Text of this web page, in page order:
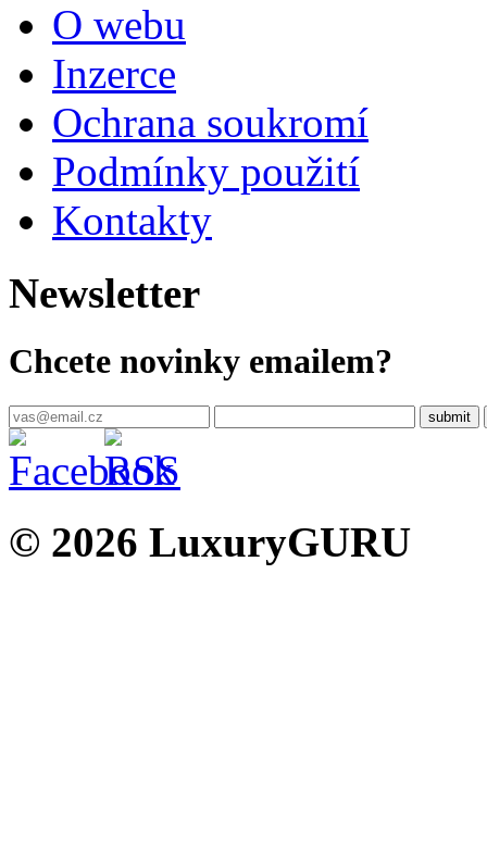
O webu
Inzerce
Ochrana soukromí
Podmínky použití
Kontakty
Newsletter
Chcete novinky emailem?
© 2026 LuxuryGURU